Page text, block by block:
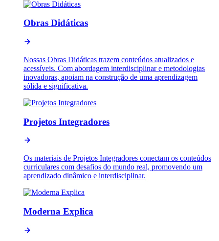
Obras Didáticas
Nossas Obras Didáticas trazem conteúdos atualizados e
acessíveis. Com abordagem interdisciplinar e metodologias
inovadoras, apoiam na construção de uma aprendizagem
sólida e significativa.
Projetos Integradores
Os materiais de Projetos Integradores conectam os conteúdos
curriculares com desafios do mundo real, promovendo um
aprendizado dinâmico e interdisciplinar.
Moderna Explica